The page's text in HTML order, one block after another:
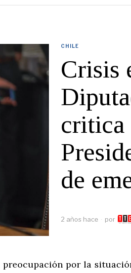
CHILE
Crisis
critica
de
2 años hace por
preocupación por la